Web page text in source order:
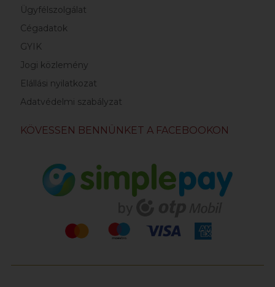
Ügyfélszolgálat
Cégadatok
GYIK
Jogi közlemény
Elállási nyilatkozat
Adatvédelmi szabályzat
KÖVESSEN BENNÜNKET A FACEBOOKON